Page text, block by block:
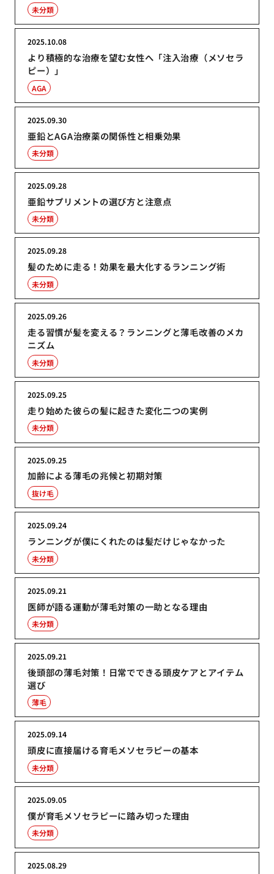
未分類
より積極的な治療を望む女性へ「注入治療（メソセラ
ピー）」
2025.10.08
AGA
亜鉛とAGA治療薬の関係性と相乗効果
2025.09.30
未分類
亜鉛サプリメントの選び方と注意点
2025.09.28
未分類
髪のために走る！効果を最大化するランニング術
2025.09.28
未分類
走る習慣が髪を変える？ランニングと薄毛改善のメカ
ニズム
2025.09.26
未分類
走り始めた彼らの髪に起きた変化二つの実例
2025.09.25
未分類
加齢による薄毛の兆候と初期対策
2025.09.25
抜け毛
ランニングが僕にくれたのは髪だけじゃなかった
2025.09.24
未分類
医師が語る運動が薄毛対策の一助となる理由
2025.09.21
未分類
後頭部の薄毛対策！日常でできる頭皮ケアとアイテム
選び
2025.09.21
薄毛
頭皮に直接届ける育毛メソセラピーの基本
2025.09.14
未分類
僕が育毛メソセラピーに踏み切った理由
2025.09.05
未分類
2025.08.29